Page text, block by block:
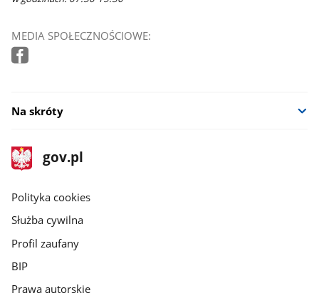
MEDIA SPOŁECZNOŚCIOWE:
Na skróty
stopka
gov.pl
Strona
gov.pl
gov.pl
Polityka cookies
Służba cywilna
Profil zaufany
BIP
Prawa autorskie